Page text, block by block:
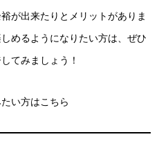
が出来たりとメリットがありま
めるようになりたい方は、ぜひ
てみましょう！
い方はこちら